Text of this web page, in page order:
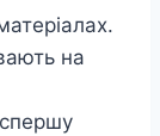
на